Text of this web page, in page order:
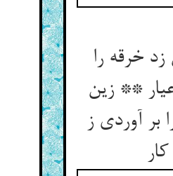
زد خرقه را
** زین
بر آوردی ز
کار